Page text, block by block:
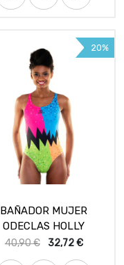
20%
BAÑADOR MUJER
ODECLAS HOLLY
40,90€ 32,72€